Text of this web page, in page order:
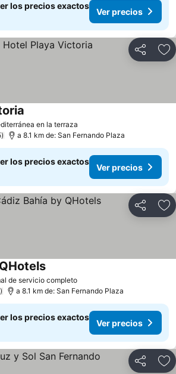
los precios exactos
Ver precios
Compartir
en la terraza
a 8.1 km de: San Fernando Plaza
los precios exactos
Ver precios
Compartir
de servicio completo
a 8.1 km de: San Fernando Plaza
los precios exactos
Ver precios
Compartir